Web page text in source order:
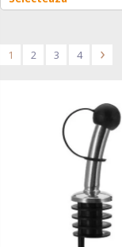
1 2 3 4 >